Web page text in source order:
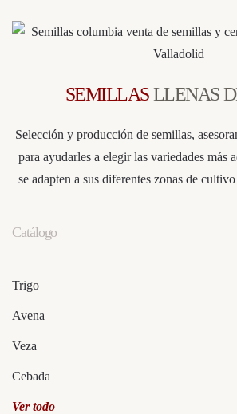
SEMILLASLLENAS
Selección y producción de semillas,
para ayudarles a elegir las variedades más
se adapten a sus diferentes zonas de
Catálogo
Trigo
Avena
Veza
Cebada
Ver todo